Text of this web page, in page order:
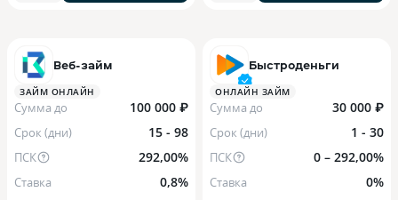
Веб-займ
ЗАЙМ ОНЛАЙН
Сумма до 100 000 ₽
Срок (дни) 15 - 98
ПСК 292,00%
Ставка 0,8%
Быстроденьги
ОНЛАЙН ЗАЙМ
Сумма до 30 000 ₽
Срок (дни) 1 - 30
ПСК 0 – 292,00%
Ставка 0%